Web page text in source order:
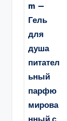
m —
Гель
для
душа
питател
ьный
парфю
мирова